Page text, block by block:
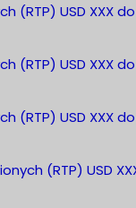
(RTP) USD XXX
(RTP) USD XXX
(RTP) USD XXX
(RTP) USD